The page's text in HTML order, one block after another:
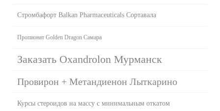
Стромбафорт Balkan Pharmaceuticals Сортавала
Пропионат Golden Dragon Самара
Заказать Oxandrolon Мурманск
Провирон + Метандиенон Лыткарино
Курсы стероидов на массу с минимальным откатом